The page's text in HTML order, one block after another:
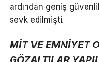
ardından geniş
sevk edilmişti.
MİT VE EMNİYET
GÖZALTILAR